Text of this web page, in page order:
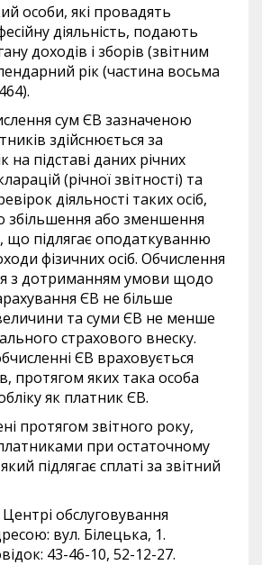
особи, які провадять
діяльність, подають
доходів і зборів (звітним
рік (частина восьма
сум ЄВ зазначеною
здійснюється за
на підставі даних річних
(річної звітності) та
діяльності таких осіб,
збільшення або зменшення
що підлягає оподаткуванню
фізичних осіб. Обчислення
з дотриманням умови щодо
ЄВ не більше
та суми ЄВ не менше
страхового внеску.
ЄВ враховується
протягом яких така особа
як платник ЄВ.
протягом звітного року,
при остаточному
підлягає сплаті за звітний
обслуговування
вул. Білецька, 1.
43-46-10, 52-12-27.